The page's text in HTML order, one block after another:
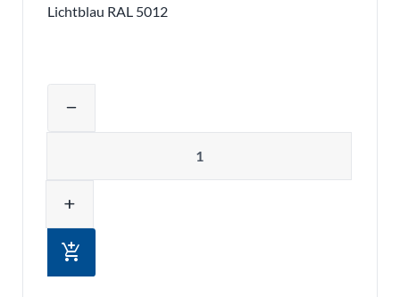
Lichtblau RAL 5012
remove
add
add_shopping_cart